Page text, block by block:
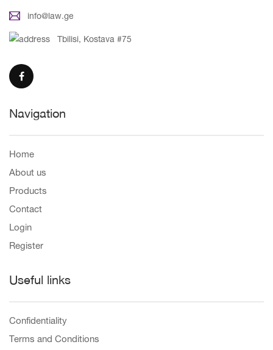
info@law.ge
Tbilisi, Kostava #75
Navigation
Home
About us
Products
Contact
Login
Register
Useful links
Confidentiality
Terms and Conditions